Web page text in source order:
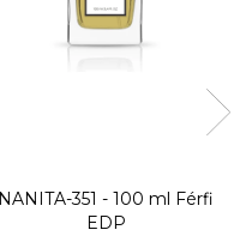
NANITA-351 - 100 ml
Férfi
EDP